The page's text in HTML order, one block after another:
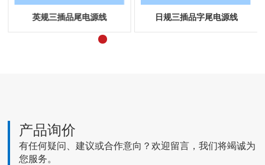
英规三插品尾电源线 日规三插品字尾电源线
产品询价
有任何疑问、建议或合作意向？欢迎留言，我们将竭诚为
您服务。